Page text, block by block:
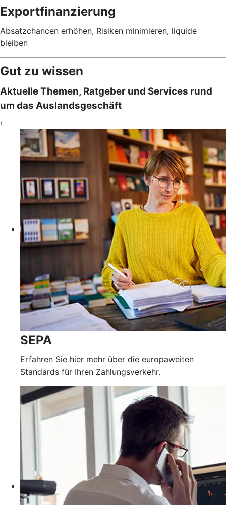
Exportfinanzierung
Absatzchancen erhöhen, Risiken minimieren, liquide
bleiben
Gut zu wissen
Aktuelle Themen, Ratgeber und Services rund
um das Auslandsgeschäft
‹
SEPA
Erfahren Sie hier mehr über die europaweiten
Standards für Ihren Zahlungsverkehr.